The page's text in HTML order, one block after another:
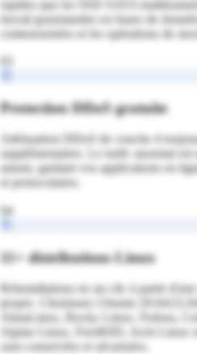
rapides que les SSD SATA
travail gourmandes en bases de
conteneurisées et les opérations de
Protection DDoS gratuite
Atténuation DDoS de couche 4
supplémentaires. Le trafic anormal
amont, gardant vos applications en
et protocolaires.
04
11+ distributions Linux
Réinstallations en un clic à partir
propre. Choisissez Ubuntu 20.04/
AlmaLinux, Rocky Linux, Fedora,
Alpine Linux, FreeBSD, Arch Linux
sont conservées et sécurisées.